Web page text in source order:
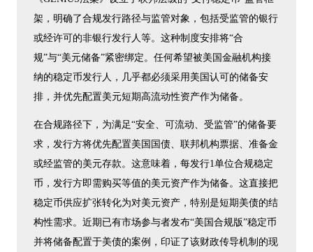
架，明确了合规发行路径与监管对象，包括受监管的银行
或经许可的非银行发行人等。这种制度安排将“合
规”与“美元储备”紧密绑定。任何希望被美国金融机构接
纳的稳定币发行人，几乎都必须采用美国认可的储备安
排，并优先配置美元短期高流动性资产作为储备。
在合规路径下，为满足“安全、可流动、受监管”的储备要
求，发行方将优先配置美国国债、联邦机构票据、准备金
或经监管的美元存款。这意味着，每发行1单位合规稳定
币，发行方即需购买等值的美元资产作为储备。这直接把
稳定币供应扩张转化为对美元资产，特别是短期美债的结
构性需求。近期已有市场参与者发布“美国合规版”稳定币
并将储备配置于美债的案例，印证了该财政传导机制的现